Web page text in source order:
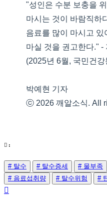
"성인은 수분 보충을
마시는 것이 바람직하
음료를 많이 마시고 있
마실 것을 권고한다."
(2025년 6월, 국민건
박예현 기자
ⓒ 2026 깨알소식. All
:
# 탈수 # 탈수증세 # 물부족
# 음료섭취량
# 탈수위험 #